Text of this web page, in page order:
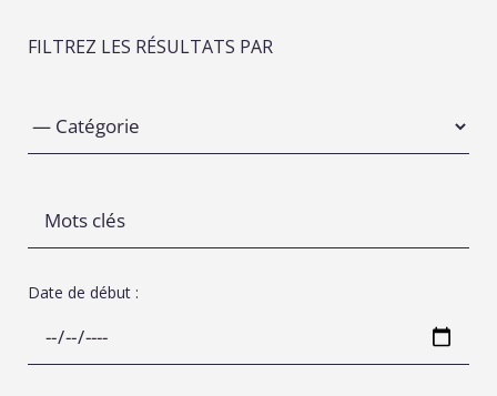
FILTREZ LES RÉSULTATS PAR
Date de début :